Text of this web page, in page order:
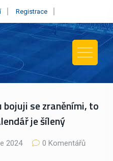
Registrace
se zraněními, to
je šílený
2024
0 Komentářů